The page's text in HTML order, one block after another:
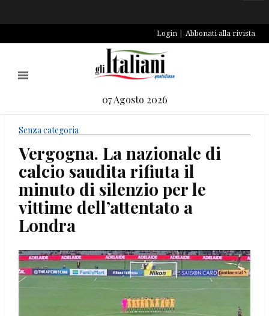
Login Abbonati alla rivista
07 Agosto 2026
Senza categoria
Vergogna. La nazionale di
calcio saudita rifiuta il
minuto di silenzio per le
vittime dell’attentato a
Londra